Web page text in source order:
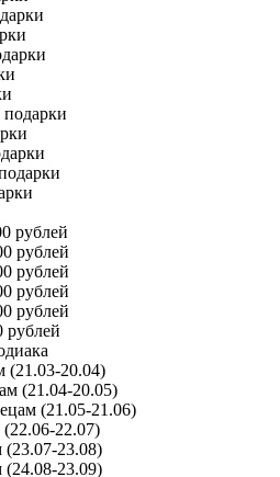
рублей
рублей
рублей
рублей
рублей
рублей
(21.03-20.04)
(21.04-20.05)
(21.05-21.06)
22.07)
23.08)
23.09)